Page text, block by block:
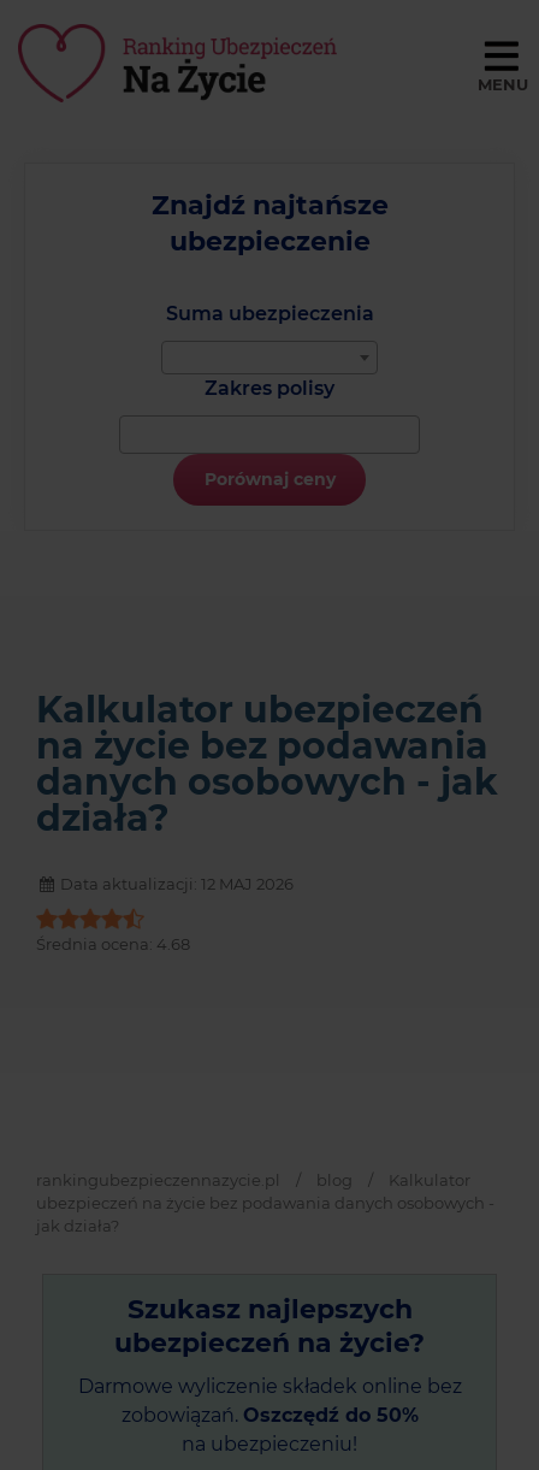
SŁOWNIK
O NAS
Suma ubezpieczenia
Zakres polisy
Porównaj ceny
Znajdź najtańsze
ubezpieczenie
Kalkulator ubezpieczeń
na życie bez podawania
danych osobowych - jak
działa?
Data aktualizacji: 12 MAJ 2026
Średnia ocena: 4.68
rankingubezpieczennazycie.pl / blog /
Kalkulator
ubezpieczeń na życie bez podawania danych osobowych -
jak działa?
Szukasz najlepszych
ubezpieczeń na życie?
Darmowe wyliczenie składek online bez
zobowiązań. Oszczędź do 50%
na ubezpieczeniu!